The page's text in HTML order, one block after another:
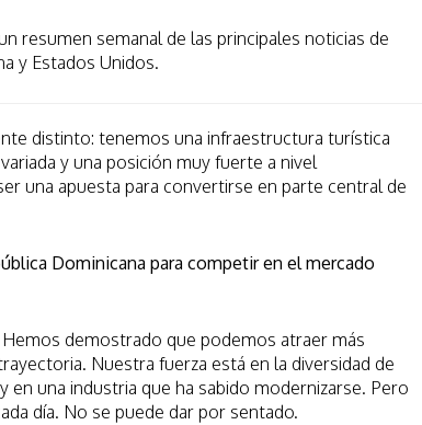
resumen semanal de las principales noticias de
y Estados Unidos.
distinto: tenemos una infraestructura turística
y una posición muy fuerte a nivel
una apuesta para convertirse en parte central de
Dominicana para competir en el mercado
demostrado que podemos atraer más
Nuestra fuerza está en la diversidad de
en una industria que ha sabido modernizarse. Pero
día. No se puede dar por sentado.